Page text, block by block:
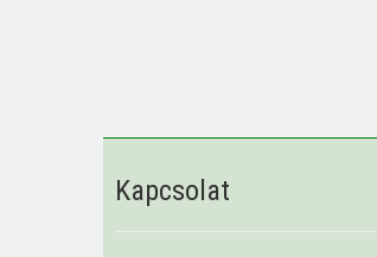
Kapcsolat